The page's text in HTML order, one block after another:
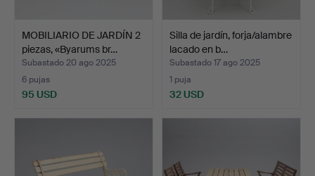
MOBILIARIO DE JARDÍN 2
piezas, «Byarums br…
Subastado 20 ago 2025
6 pujas
95 USD
Silla de jardín, forja/alambre
lacado en b…
Subastado 17 ago 2025
1 puja
32 USD